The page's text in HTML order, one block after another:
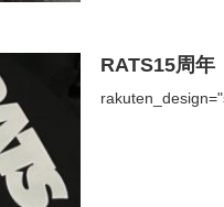
RATS15周年